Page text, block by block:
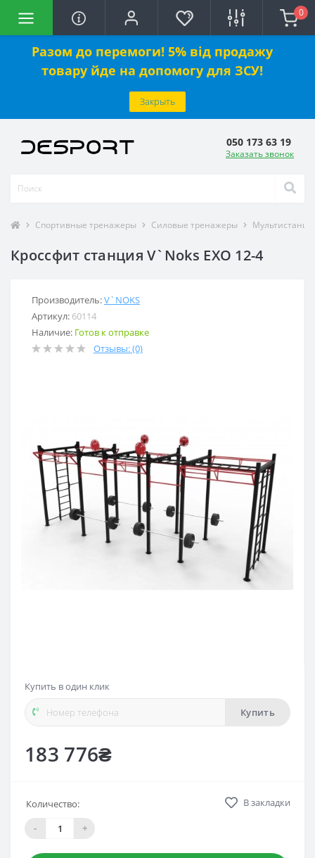
Разом до перемоги! 5% від продажу
товару йде на допомогу для ЗСУ!
Закрыть
0
050 173 63 19
Заказать звонок
Спортивные тренажеры Силовые тренажеры
Кроссфит станция V`Noks EXO 12-4
Производитель:V`NOKS
Артикул: 60114
Наличие: Готов к отправке
Отзывы: (0)
183 776₴
Купить в один клик
Купить
Количество:
-
+
В закладки